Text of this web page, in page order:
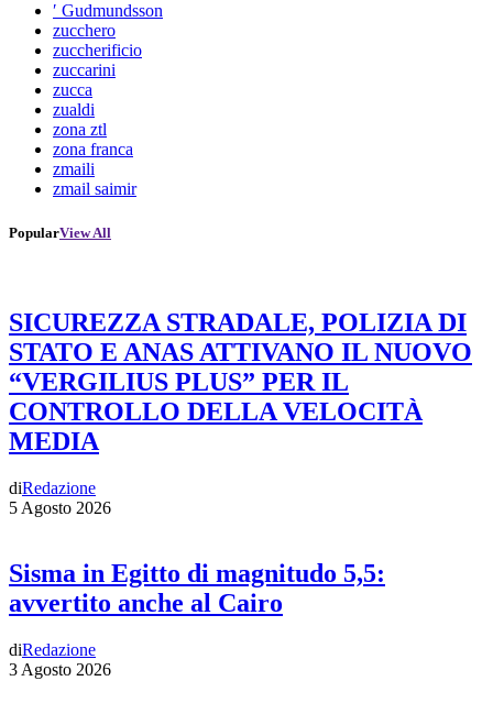
′ Gudmundsson
zucchero
zuccherificio
zuccarini
zucca
zualdi
zona ztl
zona franca
zmaili
zmail saimir
PopularView All
SICUREZZA STRADALE, POLIZIA DI
STATO E ANAS ATTIVANO IL NUOVO
“VERGILIUS PLUS” PER IL
CONTROLLO DELLA VELOCITÀ
MEDIA
diRedazione
5 Agosto 2026
Sisma in Egitto di magnitudo 5,5:
avvertito anche al Cairo
diRedazione
3 Agosto 2026